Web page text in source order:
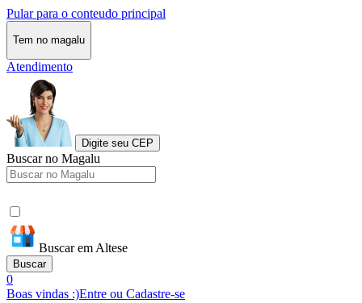
Pular para o conteudo principal
Tem no magalu
Atendimento
Digite seu CEP
Buscar no Magalu
Buscar em Altese
Buscar
0
Boas vindas :)Entre ou Cadastre-se